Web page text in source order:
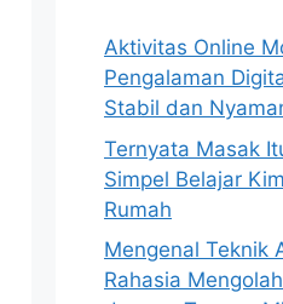
Aktivitas Online
Pengalaman
Stabil dan
Ternyata Masak
Simpel Belajar
Rumah
Mengenal Teknik
Rahasia